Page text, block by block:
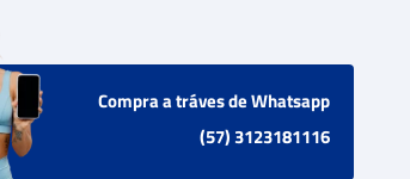
Compra a tráves de Whatsapp
(57) 3123181116